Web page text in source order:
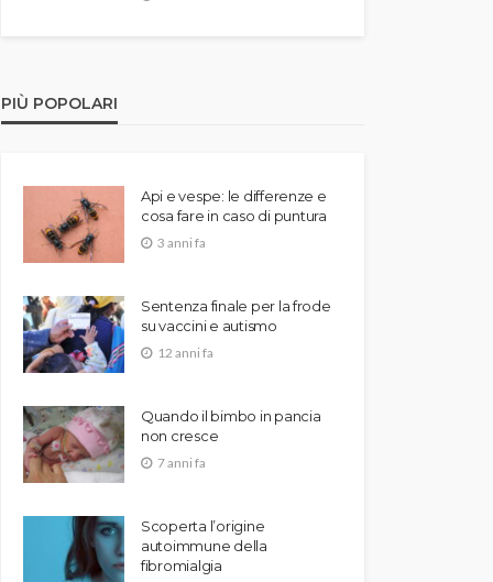
PIÙ POPOLARI
Api e vespe: le differenze e
cosa fare in caso di puntura
3 anni fa
Sentenza finale per la frode
su vaccini e autismo
12 anni fa
Quando il bimbo in pancia
non cresce
7 anni fa
Scoperta l’origine
autoimmune della
fibromialgia